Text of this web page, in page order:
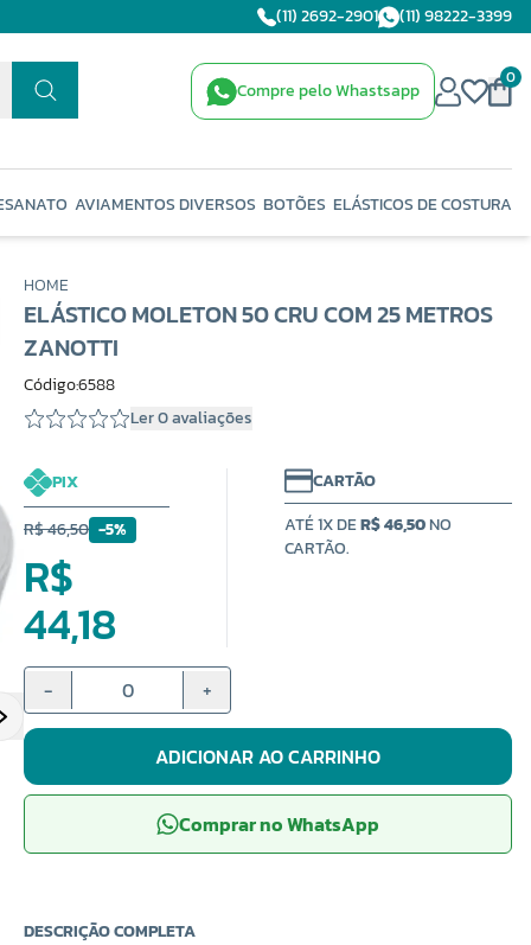
(11) 2692-2901 (11) 98222-3399
Compre pelo Whastsapp
0
AVIAMENTOS DIVERSOS BOTÕES ELÁSTICOS DE COSTURA
HOME
ELÁSTICO MOLETON 50 CRU COM 25 METROS
ZANOTTI
Código:6588
Ler 0 avaliações
PIX
R$ 46,50 -5%
R$
44,18
CARTÃO
ATÉ 1X DER$ 46,50NO
CARTÃO.
- +
ADICIONAR AO CARRINHO
Comprar no WhatsApp
DESCRIÇÃO COMPLETA